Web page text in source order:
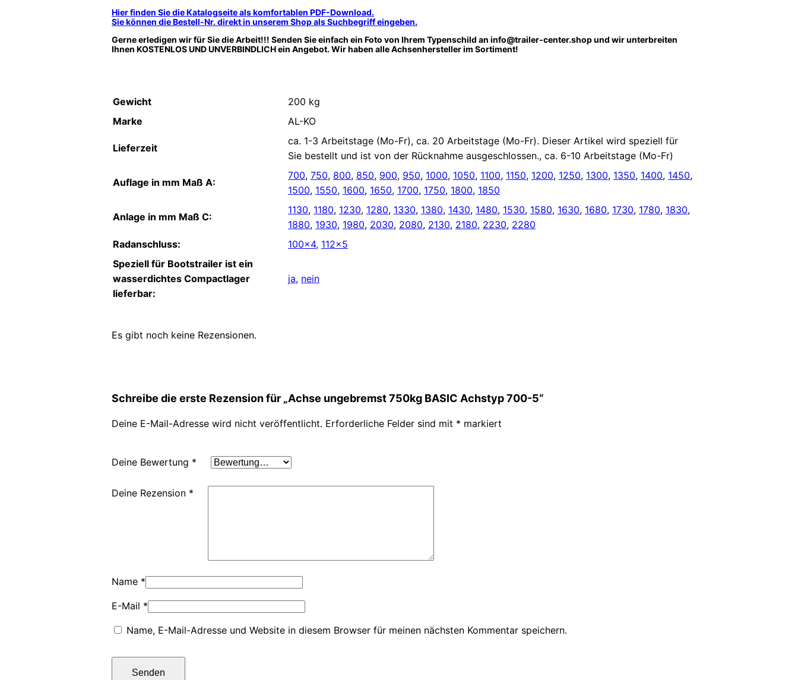
Hier finden Sie die Katalogseite als komfortablen PDF-Download.
Sie können die Bestell-Nr. direkt in unserem Shop als Suchbegriff eingeben.
Gerne erledigen wir für Sie die Arbeit!!! Senden Sie einfach ein Foto von Ihrem Typenschild an info@trailer-center.shop und wir unterbreiten
Ihnen KOSTENLOS UND UNVERBINDLICH ein Angebot. Wir haben alle Achsenhersteller im Sortiment!
Gewicht
200 kg
Marke
AL-KO
Lieferzeit
ca. 1-3 Arbeitstage (Mo-Fr), ca. 20 Arbeitstage (Mo-Fr). Dieser Artikel wird speziell für
Sie bestellt und ist von der Rücknahme ausgeschlossen., ca. 6-10 Arbeitstage (Mo-Fr)
Auflage in mm Maß A:
700, 750, 800, 850, 900, 950, 1000, 1050, 1100, 1150, 1200, 1250, 1300, 1350, 1400, 1450,
1500, 1550, 1600, 1650, 1700, 1750, 1800, 1850
Anlage in mm Maß C:
1130, 1180, 1230, 1280, 1330, 1380, 1430, 1480, 1530, 1580, 1630, 1680, 1730, 1780, 1830,
1880, 1930, 1980, 2030, 2080, 2130, 2180, 2230, 2280
Radanschluss:
100×4, 112×5
Speziell für Bootstrailer ist ein
wasserdichtes Compactlager
lieferbar:
ja, nein
Es gibt noch keine Rezensionen.
Schreibe die erste Rezension für „Achse ungebremst 750kg BASIC Achstyp 700-5“
Deine E-Mail-Adresse wird nicht veröffentlicht. Erforderliche Felder sind mit * markiert
Deine Bewertung *
Deine Rezension *
Name *
E-Mail *
Name, E-Mail-Adresse und Website in diesem Browser für meinen nächsten Kommentar speichern.